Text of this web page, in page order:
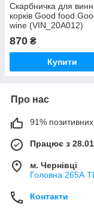
Скарбничка для
корків Good food
wine (VIN_20A012)
870 ₴
Купити
Про нас
91% позитивних
Працює з
м. Чернівці
Головна 265А
Контакти